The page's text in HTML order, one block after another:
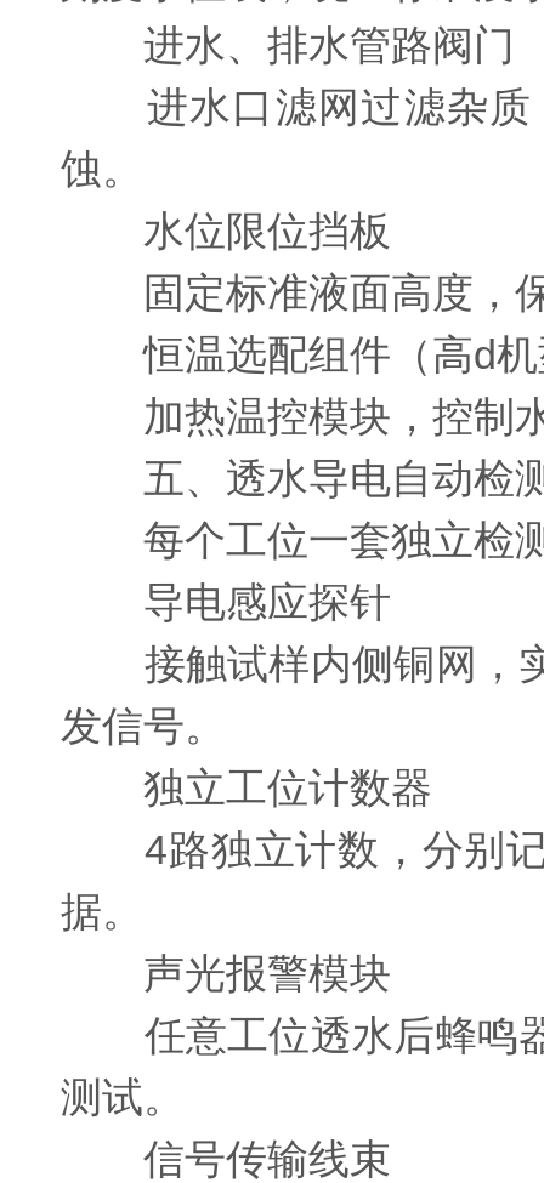
进水、排水管路阀门
进水口滤网过滤杂质
蚀。
水位限位挡板
固定标准液面高度，保
恒温选配组件（高d机
加热温控模块，控制水
五、透水导电自动检
每个工位一套独立检测
导电感应探针
接触试样内侧铜网，实
发信号。
独立工位计数器
4路独立计数，分别记
据。
声光报警模块
任意工位透水后蜂鸣器
测试。
信号传输线束